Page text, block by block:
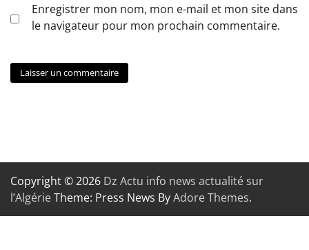
Enregistrer mon nom, mon e-mail et mon site dans
le navigateur pour mon prochain commentaire.
Copyright © 2026 Dz Actu info news actualité sur
l’AlgérieTheme: Press News ByAdore Themes.